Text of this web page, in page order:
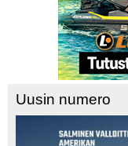
Uusin numero